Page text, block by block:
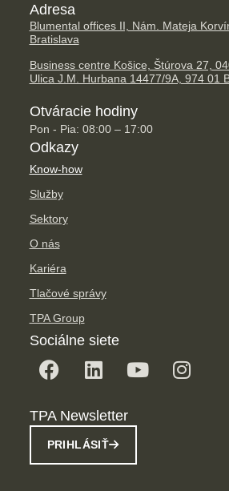
Adresa
Blumental offices II, Nám. Mateja
Bratislava
Business centre Košice, Štúrova 27,
Ulica J.M. Hurbana 14477/9A, 974 01
Otváracie hodiny
Pon - Pia: 08:00 – 17:00
Odkazy
Know-how
Služby
Sektory
O nás
Kariéra
Tlačové správy
TPA Group
Sociálne siete
TPA Newsletter
PRIHLÁSIŤ